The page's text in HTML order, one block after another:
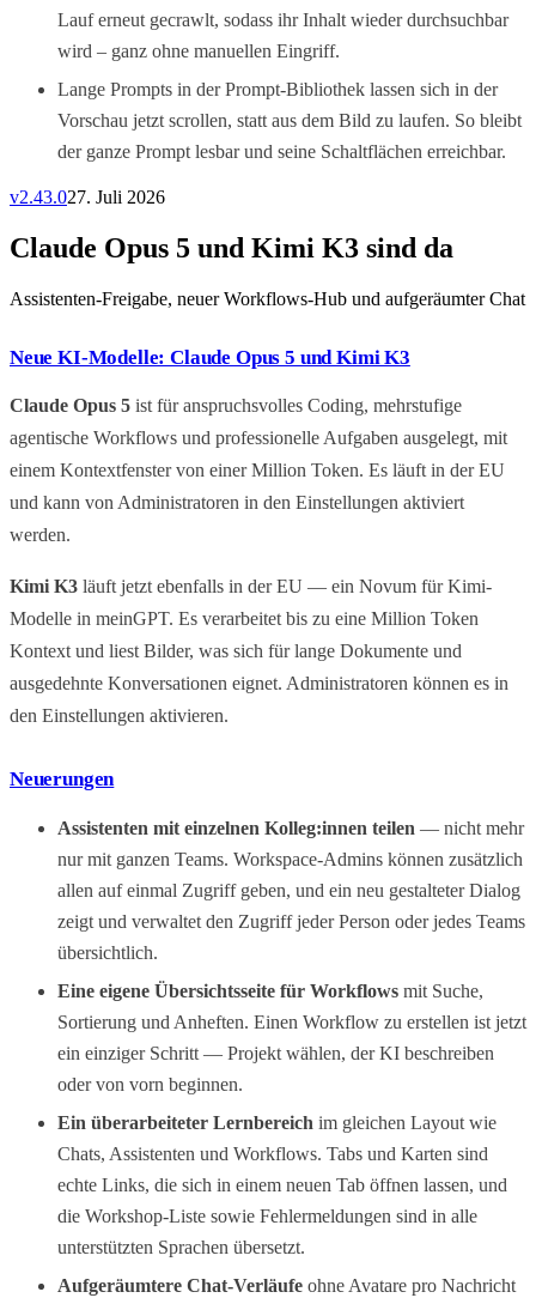
Lauf erneut gecrawlt, sodass ihr Inhalt wieder durchsuchbar
wird – ganz ohne manuellen Eingriff.
Lange Prompts in der Prompt-Bibliothek lassen sich in der
Vorschau jetzt scrollen, statt aus dem Bild zu laufen. So bleibt
der ganze Prompt lesbar und seine Schaltflächen erreichbar.
v2.43.027. Juli 2026
Claude Opus 5 und Kimi K3 sind da
Assistenten-Freigabe, neuer Workflows-Hub und aufgeräumter Chat
Neue KI-Modelle: Claude Opus 5 und Kimi K3
Claude Opus 5 ist für anspruchsvolles Coding, mehrstufige
agentische Workflows und professionelle Aufgaben ausgelegt, mit
einem Kontextfenster von einer Million Token. Es läuft in der EU
und kann von Administratoren in den Einstellungen aktiviert
werden.
Kimi K3 läuft jetzt ebenfalls in der EU — ein Novum für Kimi-
Modelle in meinGPT. Es verarbeitet bis zu eine Million Token
Kontext und liest Bilder, was sich für lange Dokumente und
ausgedehnte Konversationen eignet. Administratoren können es in
den Einstellungen aktivieren.
Neuerungen
Assistenten mit einzelnen Kolleg:innen teilen — nicht mehr
nur mit ganzen Teams. Workspace-Admins können zusätzlich
allen auf einmal Zugriff geben, und ein neu gestalteter Dialog
zeigt und verwaltet den Zugriff jeder Person oder jedes Teams
übersichtlich.
Eine eigene Übersichtsseite für Workflows mit Suche,
Sortierung und Anheften. Einen Workflow zu erstellen ist jetzt
ein einziger Schritt — Projekt wählen, der KI beschreiben
oder von vorn beginnen.
Ein überarbeiteter Lernbereich im gleichen Layout wie
Chats, Assistenten und Workflows. Tabs und Karten sind
echte Links, die sich in einem neuen Tab öffnen lassen, und
die Workshop-Liste sowie Fehlermeldungen sind in alle
unterstützten Sprachen übersetzt.
Aufgeräumtere Chat-Verläufe ohne Avatare pro Nachricht